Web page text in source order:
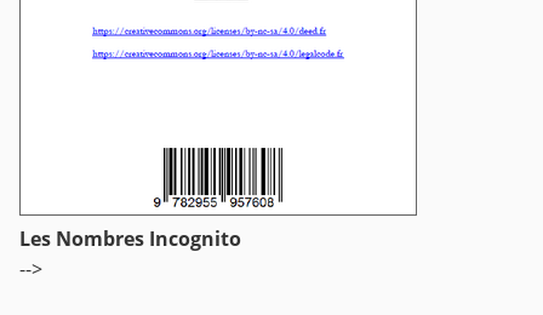
Les Nombres Incognito
-->